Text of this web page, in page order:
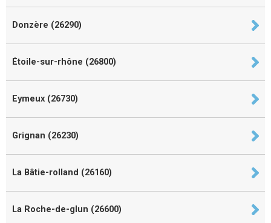
Donzère (26290)
Étoile-sur-rhône (26800)
Eymeux (26730)
Grignan (26230)
La Bâtie-rolland (26160)
La Roche-de-glun (26600)